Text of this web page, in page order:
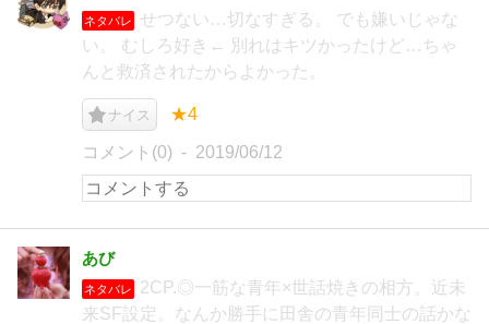
ネタバレ
せつない…切なすぎる。 でも嫌いじゃな
い。 むしろ好き← 別れはキツかったけど…ちゃ
んと救済されたからよかった。
ナイス ★4
コメント(0) 2019/06/12
あび
ネタバレ
2CP.◎一筋な青年×世話焼きの相方。近未
来SF設定。なんか勝手に田舎の青年同士の話かな